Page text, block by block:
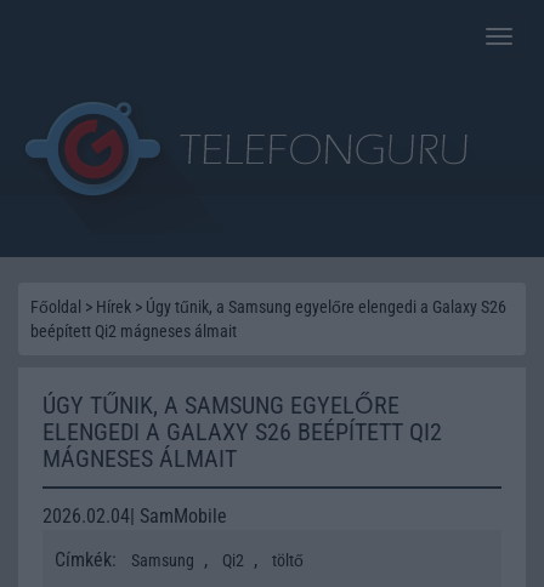
Toggle
Főoldal > Hírek > Úgy tűnik, a Samsung egyelőre elengedi a Galaxy S26
beépített Qi2 mágneses álmait
ÚGY TŰNIK, A SAMSUNG EGYELŐRE
ELENGEDI A GALAXY S26 BEÉPÍTETT QI2
MÁGNESES ÁLMAIT
2026.02.04| SamMobile
Címkék:
Samsung , Qi2 , töltő